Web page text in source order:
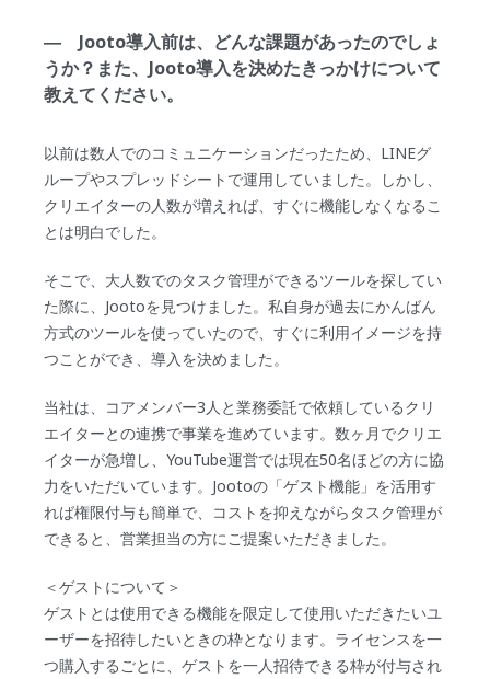
― Jooto導入前は、どんな課題があったのでしょ
うか？また、Jooto導入を決めたきっかけについて
教えてください。
以前は数人でのコミュニケーションだったため、LINEグ
ループやスプレッドシートで運用していました。しかし、
クリエイターの人数が増えれば、すぐに機能しなくなるこ
とは明白でした。
そこで、大人数でのタスク管理ができるツールを探してい
た際に、Jootoを見つけました。私自身が過去にかんばん
方式のツールを使っていたので、すぐに利用イメージを持
つことができ、導入を決めました。
当社は、コアメンバー3人と業務委託で依頼しているクリ
エイターとの連携で事業を進めています。数ヶ月でクリエ
イターが急増し、YouTube運営では現在50名ほどの方に協
力をいただいています。Jootoの「ゲスト機能」を活用す
れば権限付与も簡単で、コストを抑えながらタスク管理が
できると、営業担当の方にご提案いただきました。
＜ゲストについて＞
ゲストとは使用できる機能を限定して使用いただきたいユ
ーザーを招待したいときの枠となります。ライセンスを一
つ購入するごとに、ゲストを一人招待できる枠が付与され